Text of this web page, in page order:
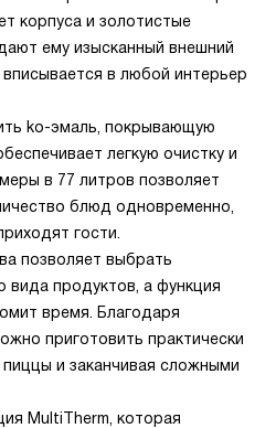
корпуса и золотистые
ему изысканный внешний
в любой интерьер
ko-эмаль, покрывающую
легкую очистку и
в 77 литров позволяет
блюд одновременно,
гости.
позволяет выбрать
вида продуктов, а функция
время. Благодаря
приготовить практически
и заканчивая сложными
MultiTherm, которая